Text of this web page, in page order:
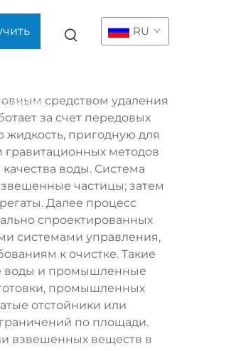
RU
средством удаления
за счет передовых
пригодную для
методов
воды. Система
частицы; затем
Далее процесс
спроектированных
системами управления,
к очистке. Такие
воды и промышленные
промышленных
отстойники или
по площади.
взвешенных веществ в